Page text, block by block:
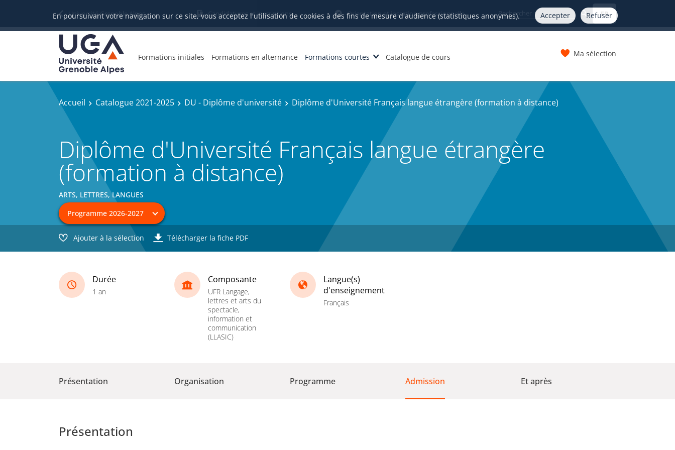
En poursuivant votre navigation sur ce site, vous acceptez l'utilisation de cookies à des fins de mesure d'audience (statistiques anonymes). Accepter Refuser
Université Grenoble Alpes Candidatures et inscriptions Orientation et insertion professionnelle FR
Formations initiales Formations en alternance Formations courtes Catalogue de cours Ma sélection
Accueil Catalogue 2021-2025 DU - Diplôme d'université Diplôme d'Université Français langue étrangère (formation à distance)
Diplôme d'Université Français langue étrangère
(formation à distance)
ARTS, LETTRES, LANGUES
Ajouter à la sélection Télécharger la fiche PDF
Durée
1 an
Composante
UFR Langage,
lettres et arts du
spectacle,
information et
communication
(LLASIC)
Langue(s)
d'enseignement
Français
Présentation Organisation Programme Admission Et après
Présentation